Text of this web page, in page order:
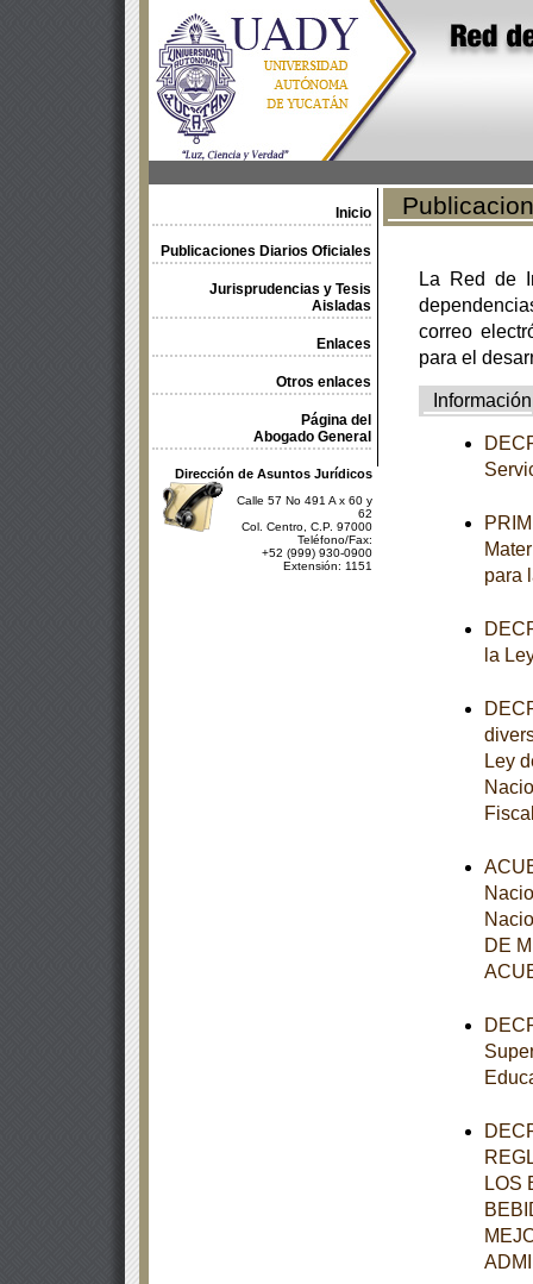
Inicio
Publicaciones Diarios Oficiales
Jurisprudencias y Tesis
Aisladas
Enlaces
Otros enlaces
Página del
Abogado General
Dirección de Asuntos Jurídicos
Calle 57 No 491 A x 60 y
62
Col. Centro, C.P. 97000
Teléfono/Fax:
+52 (999) 930-0900
Extensión: 1151
La Red de
correo
para el
Información
para
la
Ley
DE
LOS